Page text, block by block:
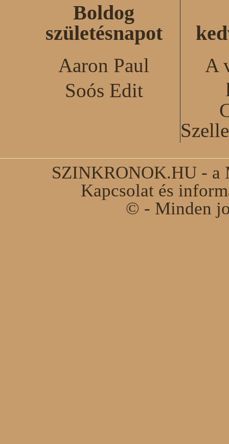
Boldog
születésnapot
Aaron Paul
Soós Edit
A
SZINKRONOK.HU - a
Kapcsolat és
© - Minden